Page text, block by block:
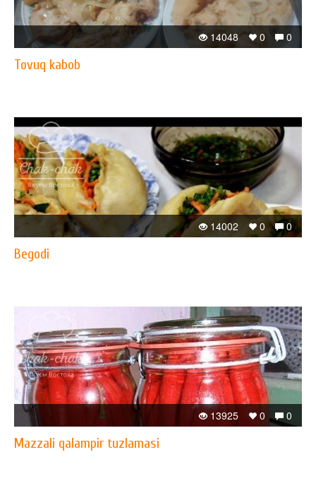
0
0
14048
Tovuq kabob
0
0
14002
Begodi
0
0
13925
Mazzali qalampir tuzlamasi